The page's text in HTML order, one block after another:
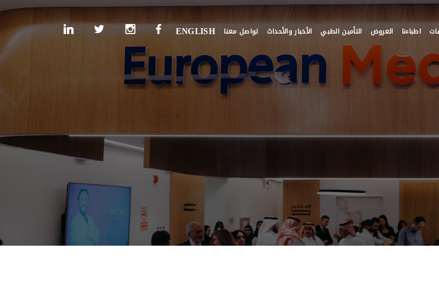
اطباءنا العروض التأمين الطبي الأخبار والأحداث تواصل معنا ENGLISH